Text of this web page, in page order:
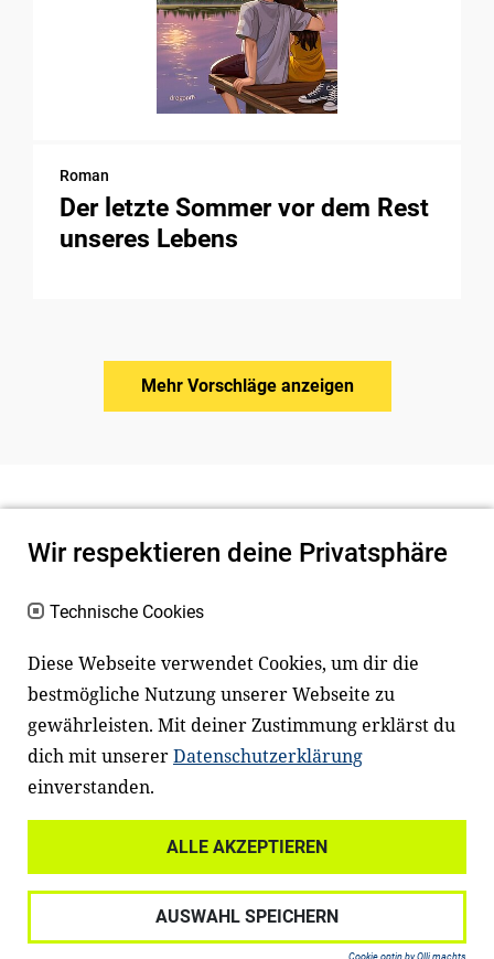
Roman
Der letzte Sommer vor dem Rest
unseres Lebens
Mehr Vorschläge anzeigen
Newsletter Instagram
Facebook LinkedIn
Datenschutz
Haftungsausschluss
Impressum
Wir respektieren deine Privatsphäre
Technische Cookies
Diese Webseite verwendet Cookies, um dir die
bestmögliche Nutzung unserer Webseite zu
gewährleisten. Mit deiner Zustimmung erklärst du
dich mit unsererDatenschutzerklärung
einverstanden.
ALLE AKZEPTIEREN
AUSWAHL SPEICHERN
Cookie optin by Olli machts